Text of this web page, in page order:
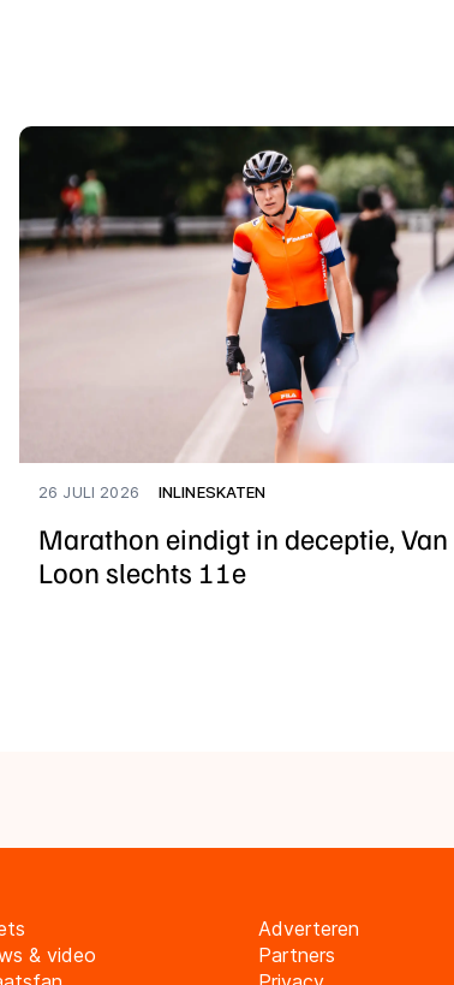
26 JULI 2026 INLINESKATEN
Marathon eindigt in deceptie, Van
Loon slechts 11e
& video
Adverteren
Partners